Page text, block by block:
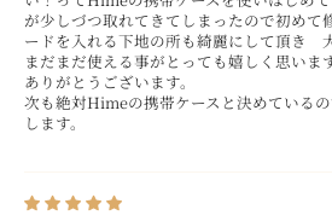
が少しづつ取れてきてしまったので初めて
ードを入れる下地の所も綺麗にして頂き
まだまだ使える事がとっても嬉しく思いま
ありがとうございます。
次も絶対Himeの携帯ケースと決めている
します。